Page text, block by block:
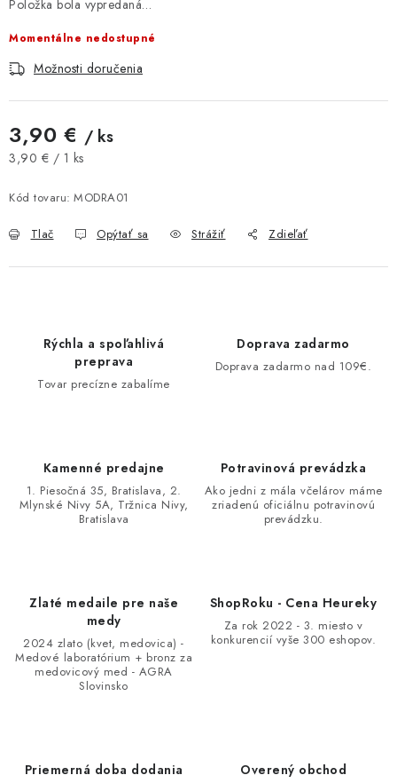
NOVINKY
VÝŽIVOVÉ DOPLNKY
Kontakty
Doprava a platba
Najčastejšie otázky FAQ
Fotogaléria
Obchodné podmienky
Položka bola vypredaná…
Momentálne nedostupné
Možnosti doručenia
3,90 € / ks
Jednotková cena:
3,90 € / 1 ks
Kód tovaru: MODRA01
Tlač Opýtať sa Strážiť Zdieľať
Rýchla a spoľahlivá
preprava
Tovar precízne zabalíme
Doprava zadarmo
Doprava zadarmo nad 109€.
Kamenné predajne
1. Piesočná 35, Bratislava, 2.
Mlynské Nivy 5A, Tržnica Nivy,
Bratislava
Potravinová prevádzka
Ako jedni z mála včelárov máme
zriadenú oficiálnu potravinovú
prevádzku.
Zlaté medaile pre naše
medy
2024 zlato (kvet, medovica) -
Medové laboratórium + bronz za
medovicový med - AGRA
Slovinsko
ShopRoku - Cena Heureky
Za rok 2022 - 3. miesto v
konkurencií vyše 300 eshopov.
Priemerná doba dodania Overený obchod